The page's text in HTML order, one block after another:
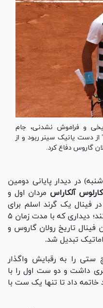
و فراموش نشدنی، جام
دست یانیک سینر ربود و از
گاروس دفاع کرد.
در دیدار پایانی دومین
آلکاراس مردان اول و
فینال یک گرند اسلم برای
کسب جام مقابل یکدیگر قرار گرفتند؛ دیداری که با مدت زمان ۵
فینال تاریخ رولان گاروس و
تبدیل شد.
را به رقبایش واگذار
داشت و دو ست اول را با
۵ به سود خود خاتمه داد تا تنها یک ست با